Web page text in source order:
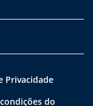
Privacidade
do